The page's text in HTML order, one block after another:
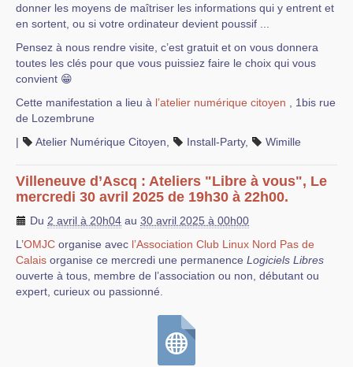
donner les moyens de maîtriser les informations qui y entrent et
en sortent, ou si votre ordinateur devient poussif ...
Pensez à nous rendre visite, c’est gratuit et on vous donnera
toutes les clés pour que vous puissiez faire le choix qui vous
convient 😁
Cette manifestation a lieu à l’atelier numérique citoyen , 1bis rue
de Lozembrune
|
Atelier Numérique Citoyen Install-Party, Wimille
Villeneuve d’Ascq : Ateliers "Libre à vous", Le
mercredi 30 avril 2025 de 19h30 à 22h00.
Du 2 avril à 20h04 au 30 avril 2025 à 00h00
L’OMJC organise avec l’Association Club Linux Nord Pas de
Calais organise ce mercredi une permanence Logiciels Libres
ouverte à tous, membre de l’association ou non, débutant ou
expert, curieux ou passionné.